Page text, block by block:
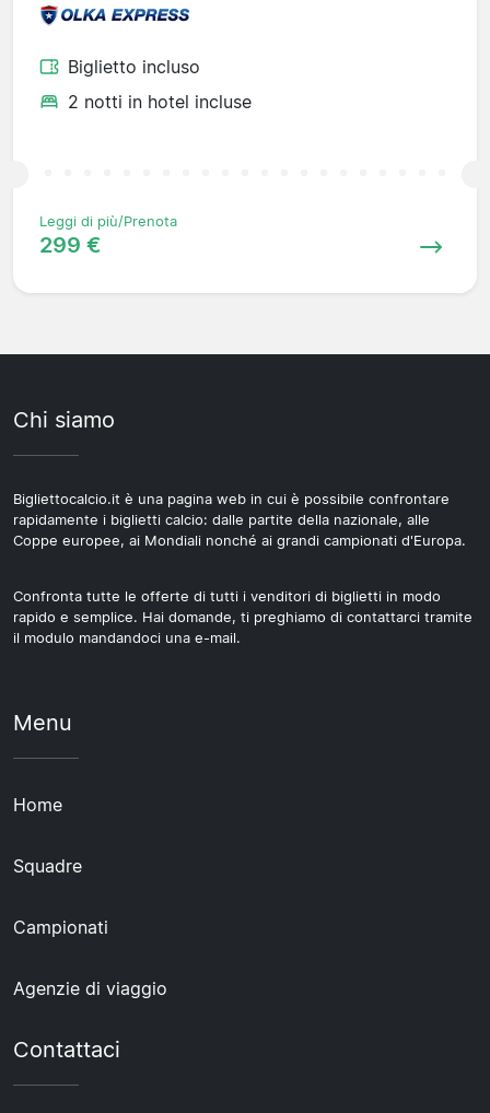
Biglietto incluso
2 notti in hotel incluse
Leggi di più/Prenota
299 €
Chi siamo
Bigliettocalcio.it è una pagina web in cui è possibile confrontare
rapidamente i biglietti calcio: dalle partite della nazionale, alle
Coppe europee, ai Mondiali nonché ai grandi campionati d'Europa.
Confronta tutte le offerte di tutti i venditori di biglietti in modo
rapido e semplice. Hai domande, ti preghiamo di contattarci tramite
il modulo mandandoci una e-mail.
Menu
Home
Squadre
Campionati
Agenzie di viaggio
Contattaci